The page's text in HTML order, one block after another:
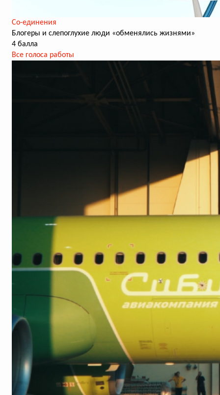
Со-единения
Блогеры и слепоглухие люди «обменялись жизнями»
4 балла
Все голоса работы